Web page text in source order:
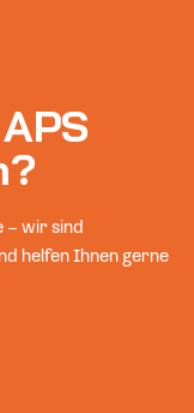
– wir sind
helfen Ihnen gerne